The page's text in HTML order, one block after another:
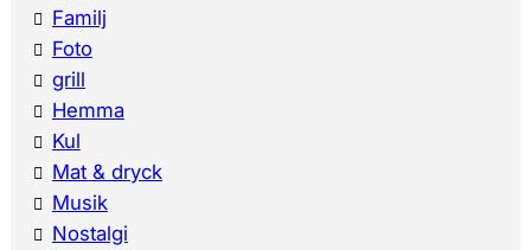
Familj
Foto
grill
Hemma
Kul
Mat & dryck
Musik
Nostalgi